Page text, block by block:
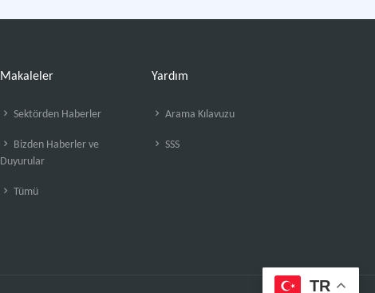
Makaleler
Sektörden Haberler
Bizden Haberler ve
Duyurular
Tümü
Yardım
Arama Kılavuzu
SSS
TR